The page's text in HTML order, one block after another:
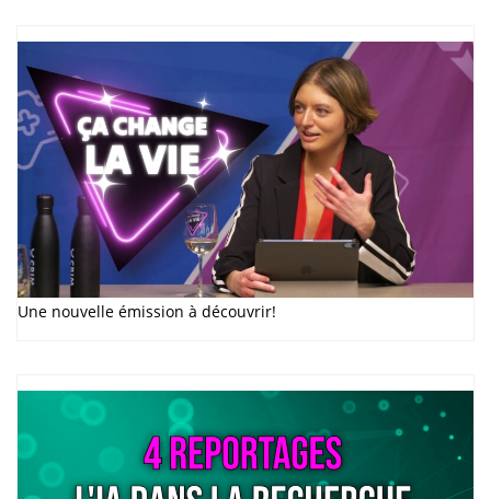
Une nouvelle émission à découvrir!